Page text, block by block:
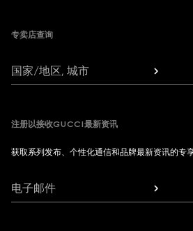
专卖店查询
国家/地区, 城市
注册以接收GUCCI最新资讯
获取系列发布、个性化通信和品牌最新资讯的专
电子邮件